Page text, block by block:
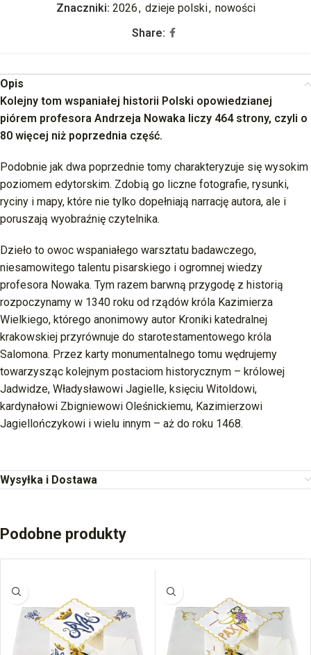
Znaczniki: 2026, dzieje polski, nowości
Share:
Opis
Kolejny tom wspaniałej historii Polski opowiedzianej
piórem profesora Andrzeja Nowaka liczy 464 strony, czyli o
80 więcej niż poprzednia część.
Podobnie jak dwa poprzednie tomy charakteryzuje się wysokim
poziomem edytorskim. Zdobią go liczne fotografie, rysunki,
ryciny i mapy, które nie tylko dopełniają narrację autora, ale i
poruszają wyobraźnię czytelnika.
Dzieło to owoc wspaniałego warsztatu badawczego,
niesamowitego talentu pisarskiego i ogromnej wiedzy
profesora Nowaka. Tym razem barwną przygodę z historią
rozpoczynamy w 1340 roku od rządów króla Kazimierza
Wielkiego, którego anonimowy autor Kroniki katedralnej
krakowskiej przyrównuje do starotestamentowego króla
Salomona. Przez karty monumentalnego tomu wędrujemy
towarzysząc kolejnym postaciom historycznym – królowej
Jadwidze, Władysławowi Jagielle, księciu Witoldowi,
kardynałowi Zbigniewowi Oleśnickiemu, Kazimierzowi
Jagiellończykowi i wielu innym – aż do roku 1468.
Wysyłka i Dostawa
Podobne produkty